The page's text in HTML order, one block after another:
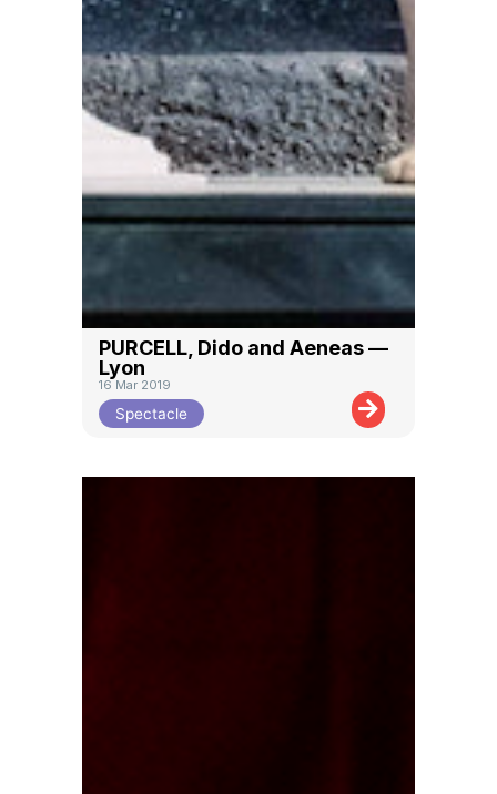
PURCELL, Dido and Aeneas —
Lyon
16 Mar 2019
Spectacle